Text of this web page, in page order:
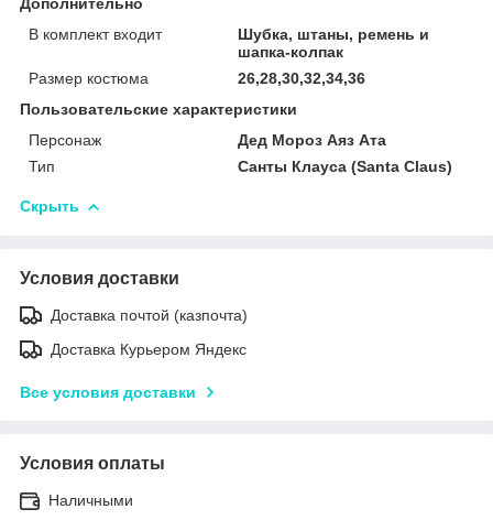
В комплект входит
Шубка, штаны, ремень и
шапка-колпак
Размер костюма
26,28,30,32,34,36
Пользовательские характеристики
Персонаж
Дед Мороз Аяз Ата
Тип
Санты Клауса (Santa Claus)
Скрыть
Условия доставки
Доставка почтой (казпочта)
Доставка Курьером Яндекс
Все условия доставки
Условия оплаты
Наличными